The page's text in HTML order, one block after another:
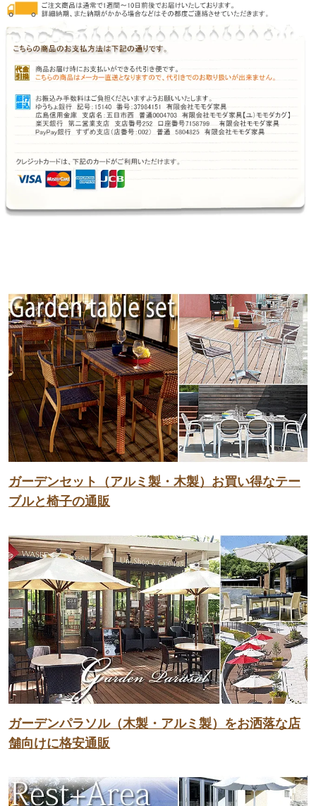
ガーデンセット（アルミ製・木製）お買い得なテー
ブルと椅子の通販
ガーデンパラソル（木製・アルミ製）をお洒落な店
舗向けに格安通販